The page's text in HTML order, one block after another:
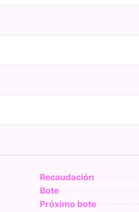
Recaudación
Bote
Próximo bote